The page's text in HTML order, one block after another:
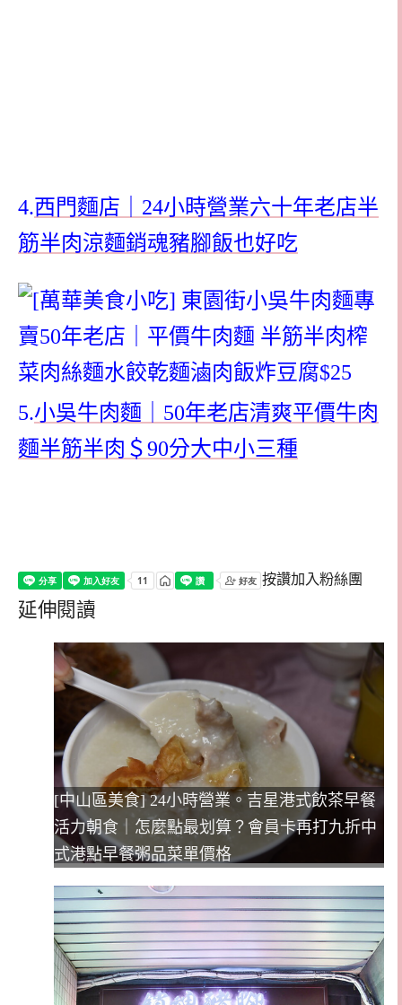
4.西門麵店｜24小時營業六十年老店半
筋半肉涼麵銷魂豬腳飯也好吃
5.小吳牛肉麵｜50年老店清爽平價牛肉
麵半筋半肉＄90分大中小三種
按讚加入粉絲團
延伸閱讀
[中山區美食] 24小時營業。吉星港式飲茶早餐
活力朝食｜怎麼點最划算？會員卡再打九折中
式港點早餐粥品菜單價格